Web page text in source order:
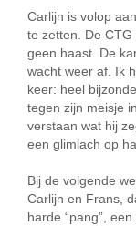
Carlijn is volop
te zetten. De
geen haast. De
wacht weer af. Ik
keer: heel
tegen zijn meisje
verstaan wat hij
een glimlach op
Bij de volgende
Carlijn en Frans,
harde “pang”,